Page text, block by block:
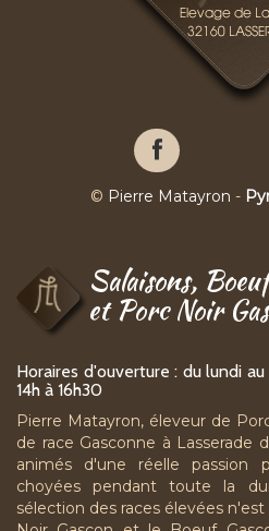
Pierre
sur
© Pierre Matayron -
Salaisons,
et Porc Noir
Horaires d'ouverture : du lundi
14h à 16h30
Pierre Matayron, éleveur de
de race Gasconne à Lasserade
animés d'une réelle
choyées pendant toute la
sélection des races élevées